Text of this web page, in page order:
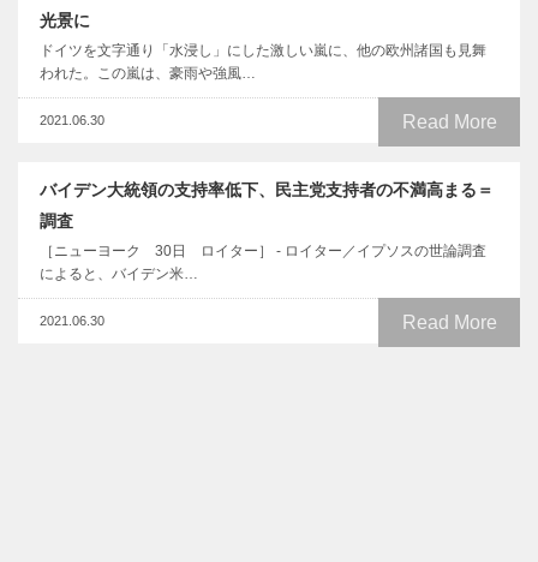
光景に
ドイツを文字通り「水浸し」にした激しい嵐に、他の欧州諸国も見舞
われた。この嵐は、豪雨や強風…
Read More
2021.06.30
バイデン大統領の支持率低下、民主党支持者の不満高まる＝
調査
［ニューヨーク 30日 ロイター］ - ロイター／イプソスの世論調査
によると、バイデン米…
Read More
2021.06.30